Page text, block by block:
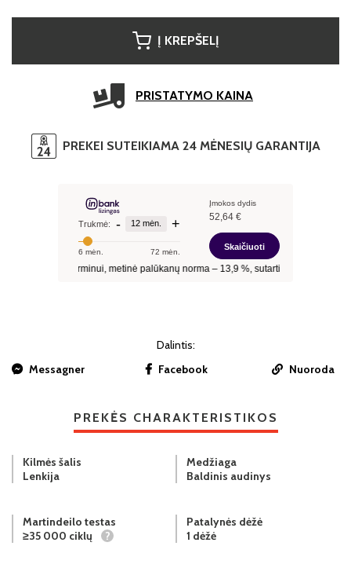
Į KREPŠELĮ
PRISTATYMO KAINA
PREKEI SUTEIKIAMA 24 MĖNESIŲ GARANTIJA
Dalintis:
Messagner
Facebook Nuoroda
PREKĖS CHARAKTERISTIKOS
Kilmės šalis
Lenkija
Medžiaga
Baldinis audinys
Martindeilo testas
≥35 000 ciklų
?
Patalynės dėžė
1 dėžė